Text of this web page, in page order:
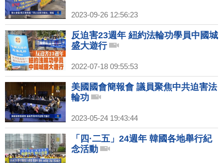
2023-09-26 12:56:23
反迫害23週年 紐約法輪功學員中國城
盛大遊行
2022-07-18 09:55:53
美國國會簡報會 議員聚焦中共迫害法
輪功
2023-05-24 19:43:44
「四·二五」24週年 韓國各地舉行紀
念活動